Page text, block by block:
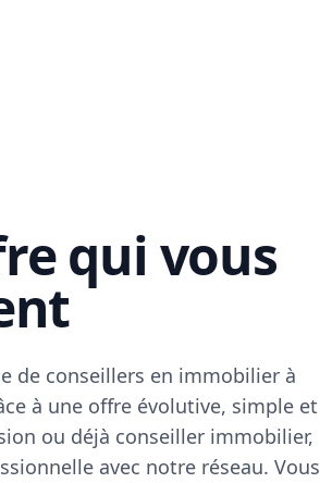
qui vous
de conseillers en immobilier à
à une offre évolutive, simple et
ou déjà conseiller immobilier,
avec notre réseau. Vous